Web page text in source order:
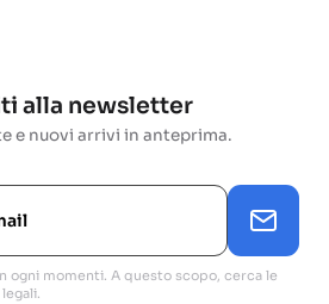
alla newsletter
e nuovi arrivi in anteprima.
ogni momenti. A questo scopo, cerca le